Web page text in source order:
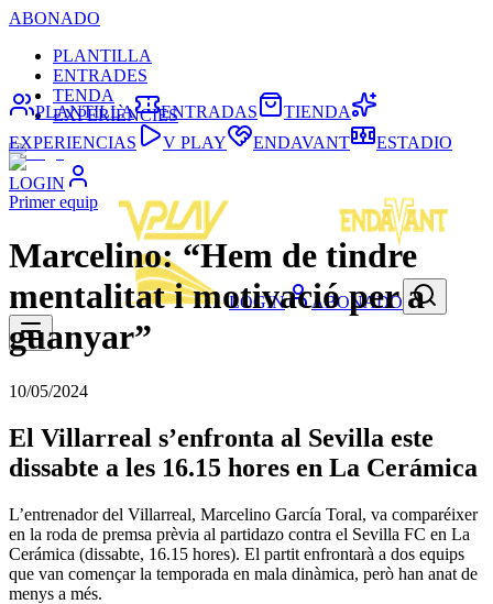
ABONADO
PLANTILLA
ENTRADES
TENDA
EXPERIÈNCIES
LOGIN
LOGIN ABONADO
PLANTILLA ENTRADAS
TIENDA
EXPERIENCIAS
V PLAY ENDAVANT ESTADIO
Primer equip
Marcelino: “Hem de tindre
mentalitat i motivació per a
guanyar”
10/05/2024
El Villarreal s’enfronta al Sevilla este
dissabte a les 16.15 hores en La Cerámica
L’entrenador del Villarreal, Marcelino García Toral, va comparéixer
en la roda de premsa prèvia al partidazo contra el Sevilla FC en La
Cerámica (dissabte, 16.15 hores). El partit enfrontarà a dos equips
que van començar la temporada en mala dinàmica, però han anat de
menys a més.